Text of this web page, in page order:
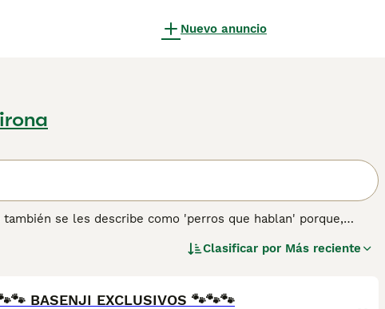
Nuevo anuncio
se les describe como 'perros que hablan' porque,
ensucian el pelaje. Al igual que los gatos, los Basenji usan
sobre esta raza de perro.
Clasificar por Más reciente
BASENJI EXCLUSIVOS 🐾🐾🐾